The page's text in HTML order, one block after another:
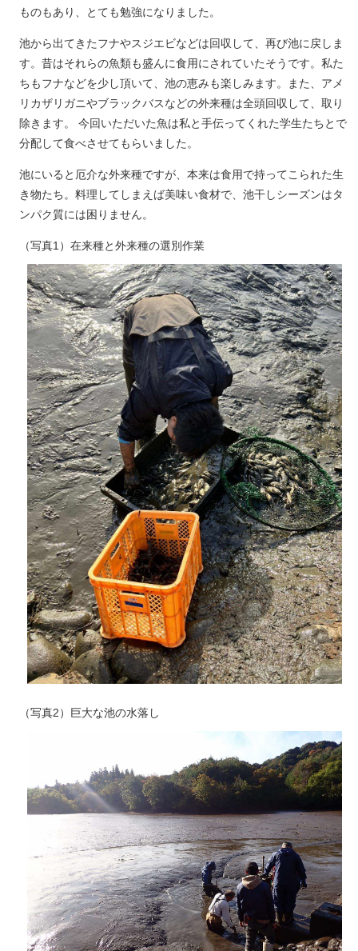
ものもあり、とても勉強になりました。
池から出てきたフナやスジエビなどは回収して、再び池に戻しま
す。昔はそれらの魚類も盛んに食用にされていたそうです。私た
ちもフナなどを少し頂いて、池の恵みも楽しみます。また、アメ
リカザリガニやブラックバスなどの外来種は全頭回収して、取り
除きます。 今回いただいた魚は私と手伝ってくれた学生たちとで
分配して食べさせてもらいました。
池にいると厄介な外来種ですが、本来は食用で持ってこられた生
き物たち。料理してしまえば美味い食材で、池干しシーズンはタ
ンパク質には困りません。
（写真1）在来種と外来種の選別作業
（写真2）巨大な池の水落し